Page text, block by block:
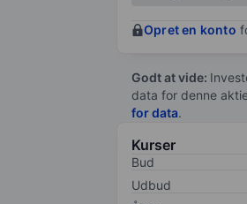
Opret en konto
Godt at vide:
data for denne
for data.
Kurser
Bud
Udbud